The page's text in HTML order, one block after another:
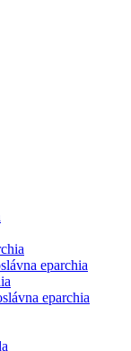
eparchia
eparchia